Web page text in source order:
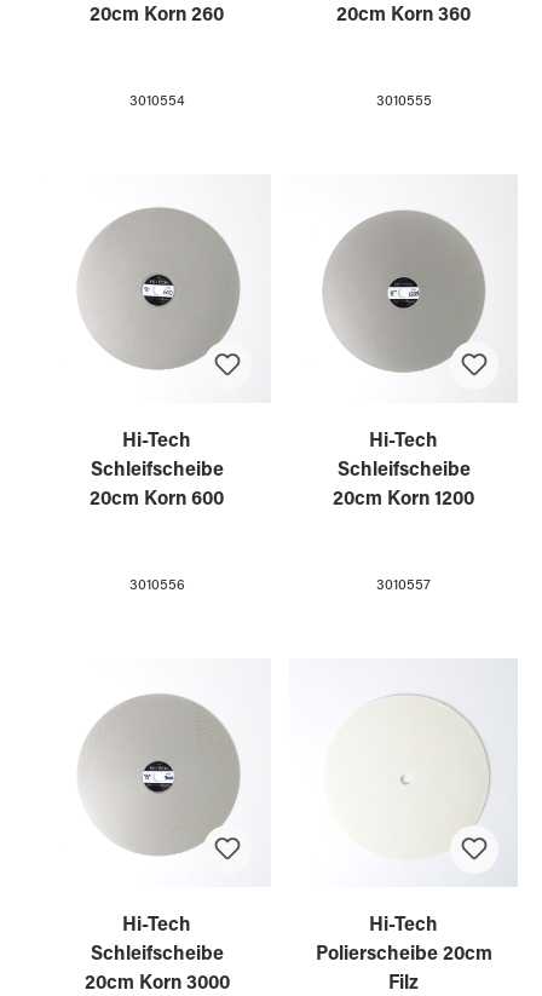
20cm Korn 260
3010554
20cm Korn 360
3010555
Hi-Tech
Schleifscheibe
20cm Korn 600
3010556
Hi-Tech
Schleifscheibe
20cm Korn 1200
3010557
Hi-Tech
Schleifscheibe
20cm Korn 3000
Hi-Tech
Polierscheibe 20cm
Filz